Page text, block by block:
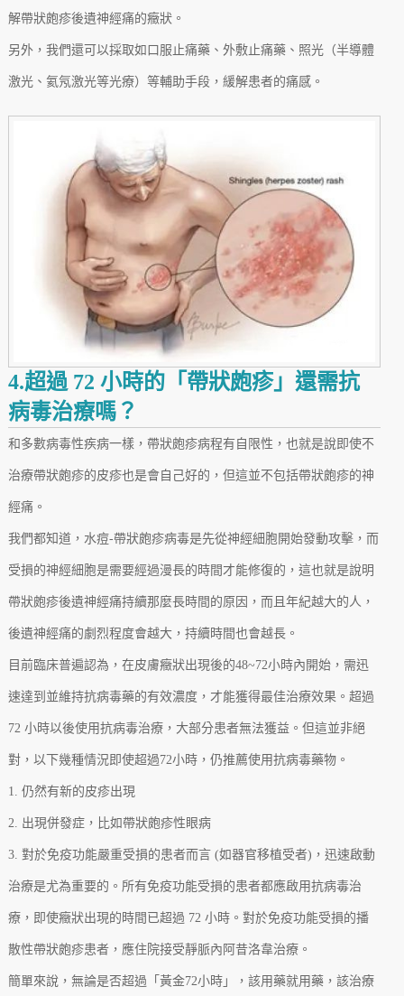
解帶狀皰疹後遺神經痛的癥狀。
另外，我們還可以採取如口服止痛藥、外敷止痛藥、照光（半導體
激光、氦氖激光等光療）等輔助手段，緩解患者的痛感。
4.超過 72 小時的「帶狀皰疹」還需抗
病毒治療嗎？
和多數病毒性疾病一樣，帶狀皰疹病程有自限性，也就是說即使不
治療帶狀皰疹的皮疹也是會自己好的，但這並不包括帶狀皰疹的神
經痛。
我們都知道，水痘-帶狀皰疹病毒是先從神經細胞開始發動攻擊，而
受損的神經細胞是需要經過漫長的時間才能修復的，這也就是說明
帶狀皰疹後遺神經痛持續那麼長時間的原因，而且年紀越大的人，
後遺神經痛的劇烈程度會越大，持續時間也會越長。
目前臨床普遍認為，在皮膚癥狀出現後的48~72小時內開始，需迅
速達到並維持抗病毒藥的有效濃度，才能獲得最佳治療效果。超過
72 小時以後使用抗病毒治療，大部分患者無法獲益。但這並非絕
對，以下幾種情況即使超過72小時，仍推薦使用抗病毒藥物。
1. 仍然有新的皮疹出現
2. 出現併發症，比如帶狀皰疹性眼病
3. 對於免疫功能嚴重受損的患者而言 (如器官移植受者)，迅速啟動
治療是尤為重要的。所有免疫功能受損的患者都應啟用抗病毒治
療，即使癥狀出現的時間已超過 72 小時。對於免疫功能受損的播
散性帶狀皰疹患者，應住院接受靜脈內阿昔洛韋治療。
簡單來說，無論是否超過「黃金72小時」，該用藥就用藥，該治療